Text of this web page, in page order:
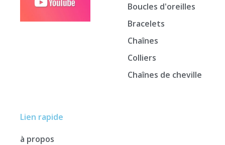
Lien rapide
à propos
Boucles d'oreilles
Bracelets
Chaînes
Colliers
Chaînes de cheville